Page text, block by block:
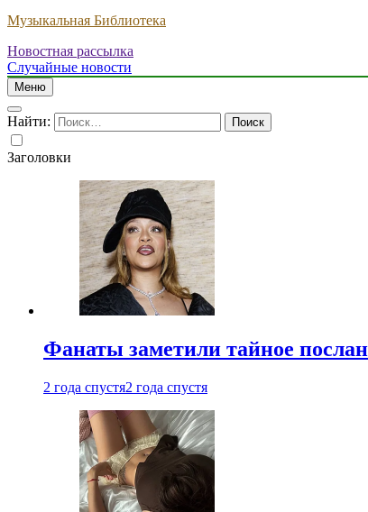
Музыкальная Библиотека
Новостная рассылка
Случайные новости
Меню
Найти:
Заголовки
Фанаты заметили тайное
2 года спустя2 года спустя